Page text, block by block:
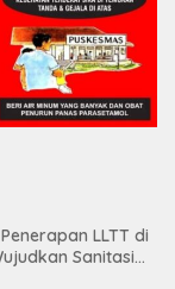
LLTT di
Sanitasi